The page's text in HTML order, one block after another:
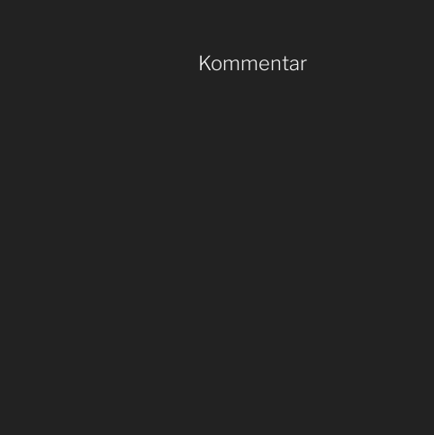
Kommentar